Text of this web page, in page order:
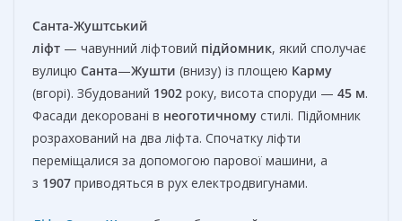
Санта-Жуштський
ліфт — чавунний ліфтовий підйомник, який сполучає
вулицю Санта—Жушти (внизу) із площею Карму
(вгорі). Збудований 1902 року, висота споруди — 45 м.
Фасади декоровані в неоготичному стилі. Підйомник
розрахований на два ліфта. Спочатку ліфти
переміщалися за допомогою парової машини, а
з 1907 приводяться в рух електродвигунами.